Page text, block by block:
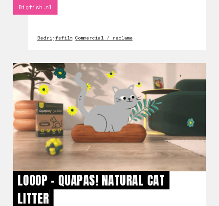
Bigfish.nl
Bedrijfsfilm Commercial / reclame
LOOOP - QUAPAS! NATURAL CAT
LITTER